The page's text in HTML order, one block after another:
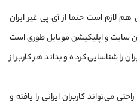
هم لازم است حتما از آی پی غیر ایران
سایت و اپلیکیشن موبایل طوری است
را شناسایی کرده و بداند هر کاربر از
می‌تواند کاربران ایرانی را یافته و